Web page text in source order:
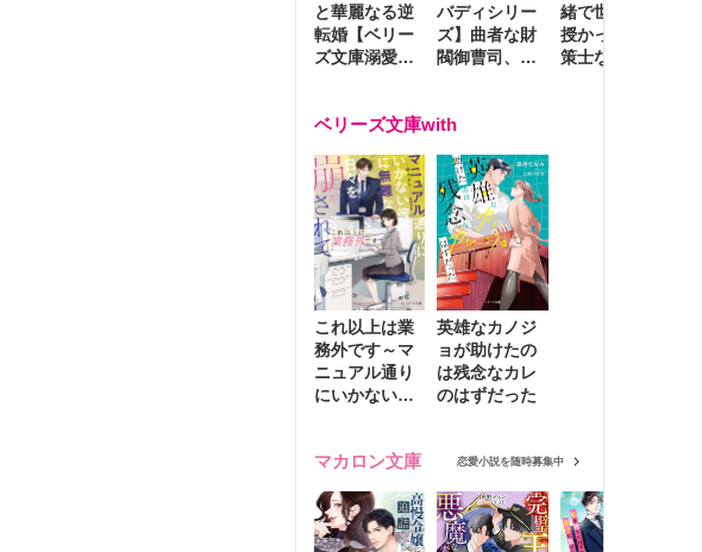
と華麗なる逆
転婚【ベリー
ズ文庫溺愛ア
バディシリー
ズ】曲者な財
閥御曹司、笑
激烈愛で貫く
緒で世継ぎを
授かったら～
策士な御曹司
ベリーズ文庫with
これ以上は業
務外です～マ
ニュアル通り
にいかない彼
英雄なカノジ
ョが助けたの
は残念なカレ
のはずだった
マカロン文庫 恋愛小説を随時募集中